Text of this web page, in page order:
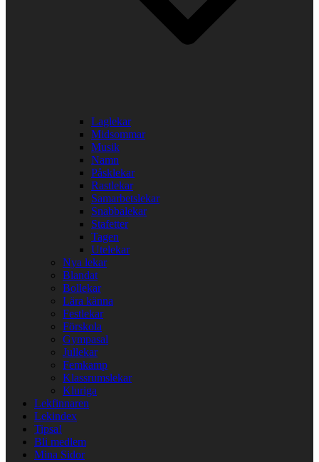
Laglekar
Midsommar
Musik
Namn
Påsklekar
Rastlekar
Samarbetslekar
Snabbalekar
Stafetter
Tagen
Utelekar
Nya lekar
Blandat
Bollekar
Lära känna
Festlekar
Förskola
Gympasal
Jullekar
Femkamp
Klassrumslekar
Kluriga
Lekfinnaren
Lekindex
Tipsa!
Bli medlem
Mina Sidor